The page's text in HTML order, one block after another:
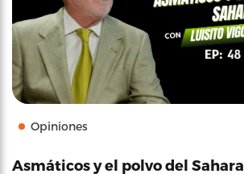
Opiniones
Asmáticos y el polvo del Sahara